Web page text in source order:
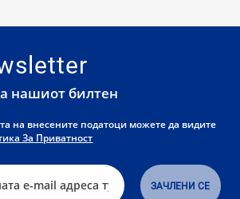
нашиот билтен
на внесените податоци можете да видите
За Приватност